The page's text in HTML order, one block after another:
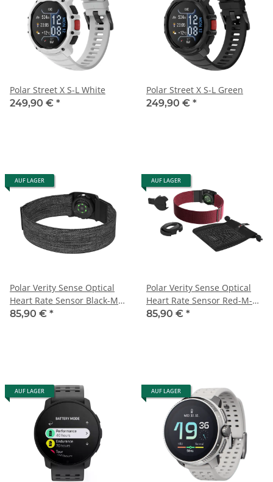
Polar Street X S-L White
249,90 € *
Polar Street X S-L Green
249,90 € *
AUF LAGER
Polar Verity Sense Optical
Heart Rate Sensor Black-M-
XXL
85,90 € *
AUF LAGER
Polar Verity Sense Optical
Heart Rate Sensor Red-M-
XXL
85,90 € *
AUF LAGER AUF LAGER